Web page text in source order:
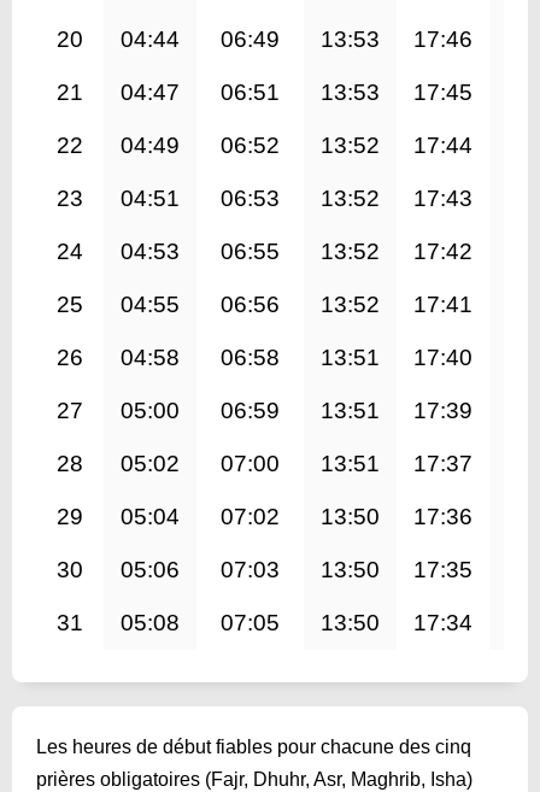
20 04:44 06:49 13:53 17:46
21 04:47 06:51 13:53 17:45
22 04:49 06:52 13:52 17:44
23 04:51 06:53 13:52 17:43
24 04:53 06:55 13:52 17:42
25 04:55 06:56 13:52 17:41
26 04:58 06:58 13:51 17:40
27 05:00 06:59 13:51 17:39
28 05:02 07:00 13:51 17:37
29 05:04 07:02 13:50 17:36
30 05:06 07:03 13:50 17:35
31 05:08 07:05 13:50 17:34
Les heures de début fiables pour chacune des cinq
prières obligatoires (Fajr, Dhuhr, Asr, Maghrib, Isha)